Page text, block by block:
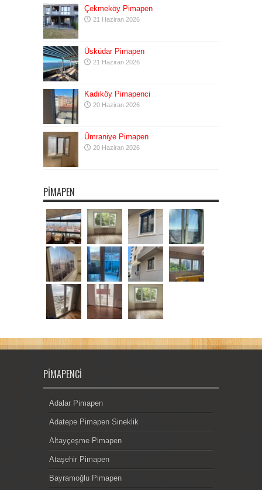
Çekmeköy Pimapen
21 Haziran 2026
Üsküdar Pimapen
21 Haziran 2026
Kadıköy Pimapenci
20 Haziran 2026
Ümraniye Pimapen
20 Haziran 2026
PIMAPEN
PIMAPENCI
Adalar Pimapen
Adatepe Pimapen Sineklik
Altayçeşme Pimapen
Ataşehir Pimapen
Bayramoğlu Pimapen